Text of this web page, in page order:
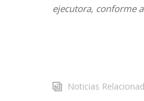
ejecutora, conforme
Noticias